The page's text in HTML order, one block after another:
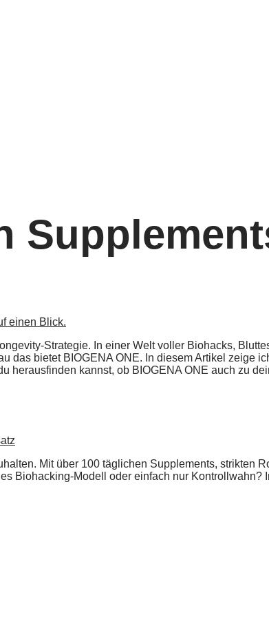
Strategie. In einer Welt voller Biohacks,
das bietet BIOGENA ONE. In diesem Artikel zeige
herausfinden kannst, ob BIOGENA ONE auch zu
Mit über 100 täglichen Supplements, strikten
Biohacking-Modell oder einfach nur Kontrollwahn?